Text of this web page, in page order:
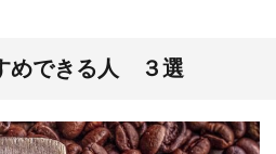
めできる人 ３選